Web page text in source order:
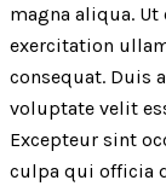
magna aliqua.
exercitation
consequat. Duis
voluptate velit
Excepteur sint
culpa qui officia